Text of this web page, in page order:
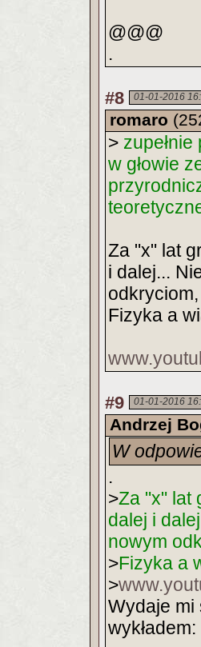
@@@
.
#8 01-01-2016
romaro
>
w głowie
Za "x" lat
i dalej...
odkryciom,
Fizyka a
#9 01-01-2016
Andrzej
W
.
>Za "x" lat
dalej i
nowym
>Fizyka a
>
Wydaje mi
wykładem: